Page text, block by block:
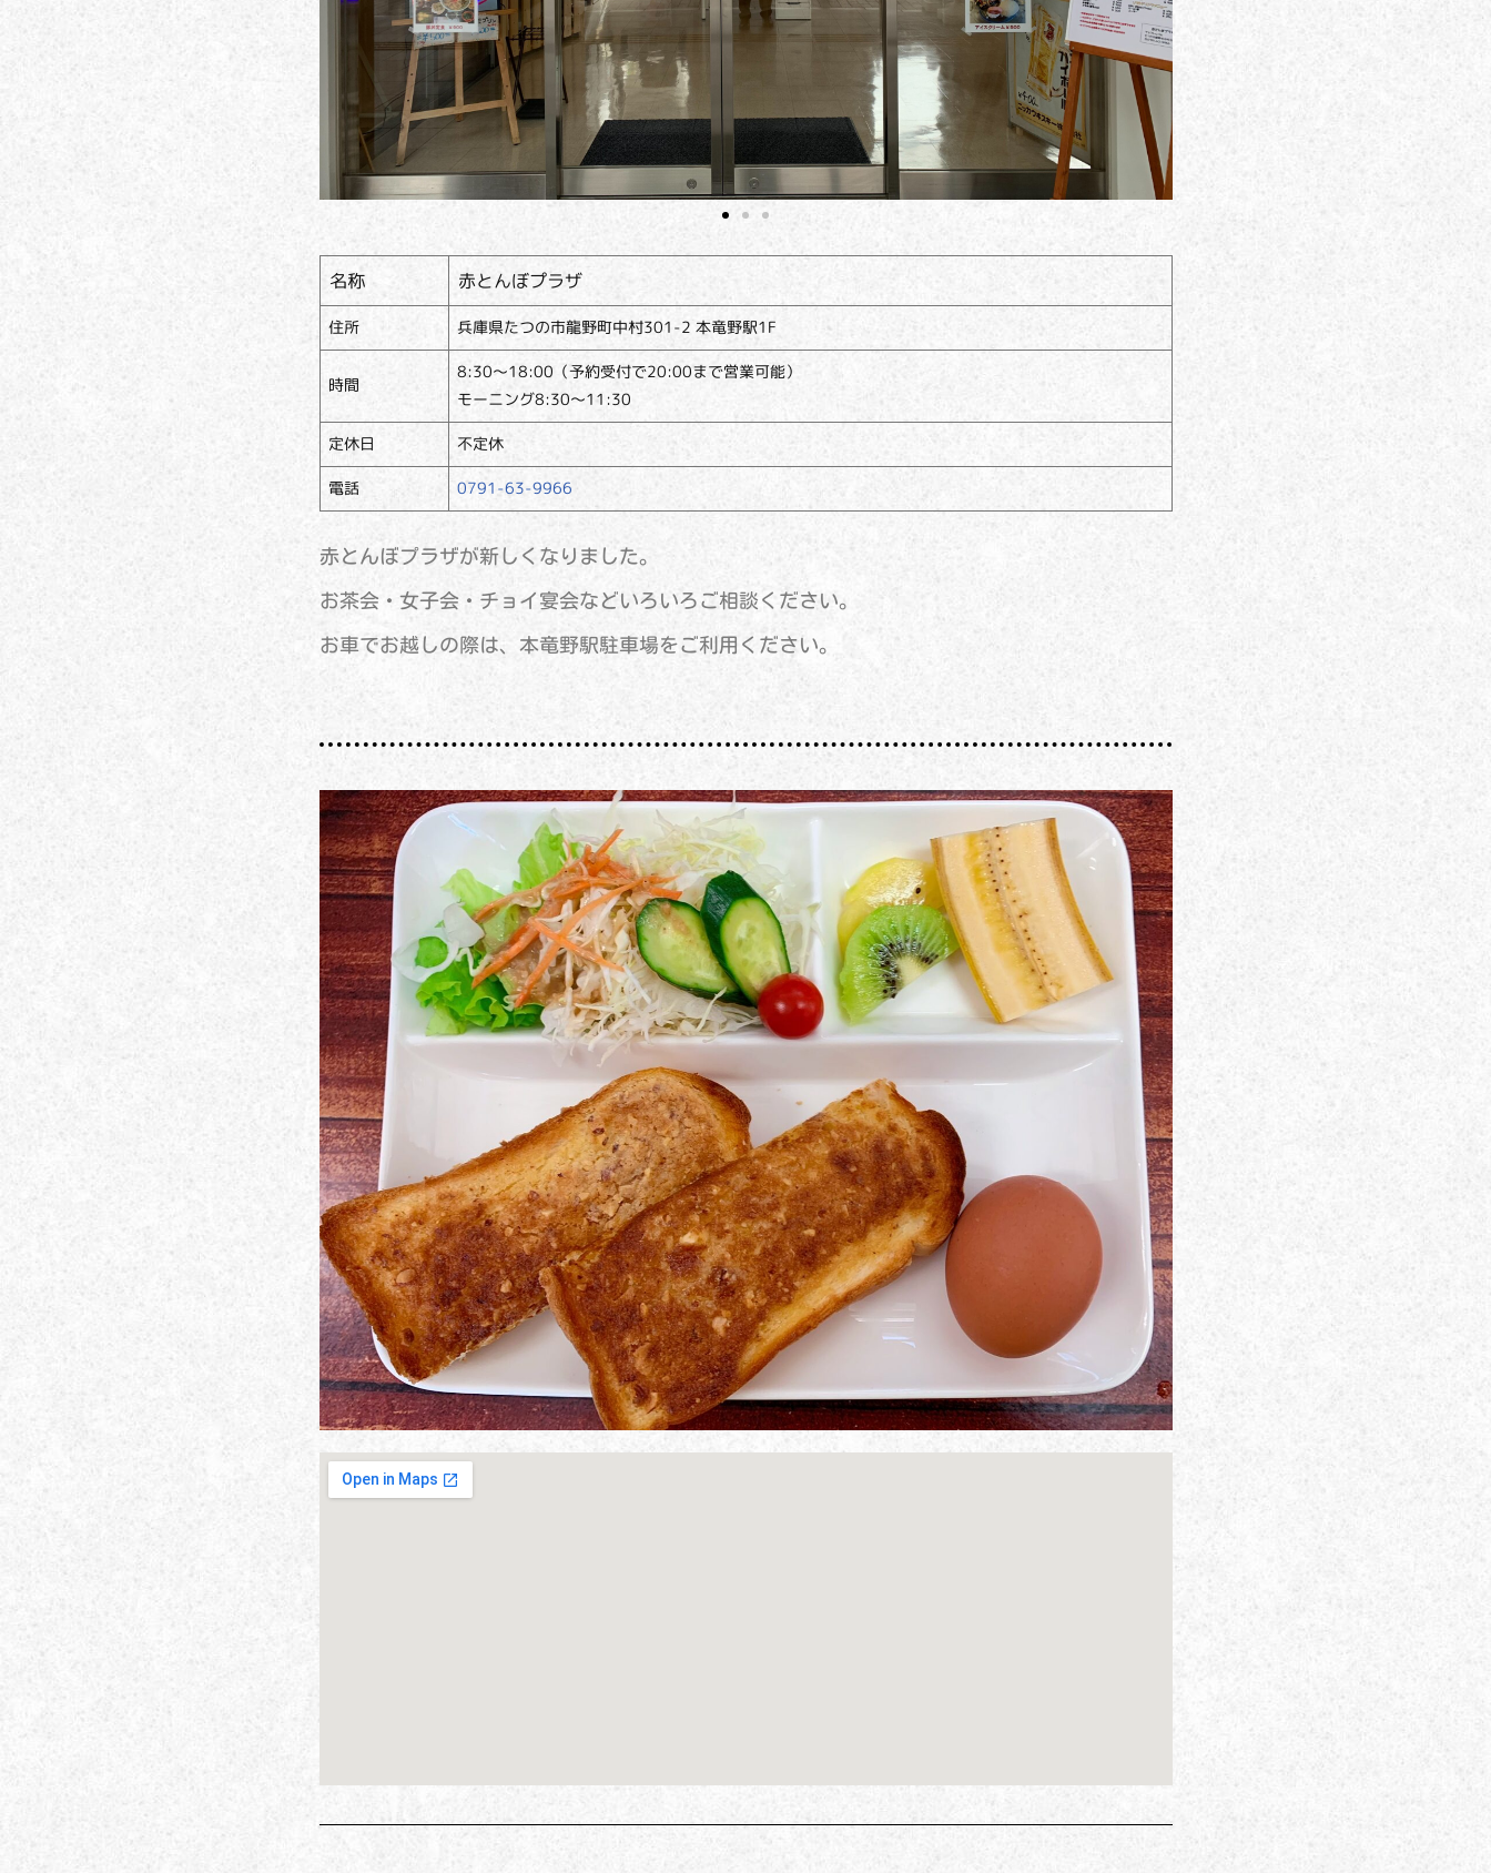
名称 赤とんぼプラザ
住所 兵庫県たつの市龍野町中村301-2 本竜野駅1F
時間
8:30～18:00（予約受付で20:00まで営業可能）
モーニング8:30～11:30
定休日
不定休
電話
0791-63-9966
赤とんぼプラザが新しくなりました。
お茶会・女子会・チョイ宴会などいろいろご相談ください。
お車でお越しの際は、本竜野駅駐車場をご利用ください。